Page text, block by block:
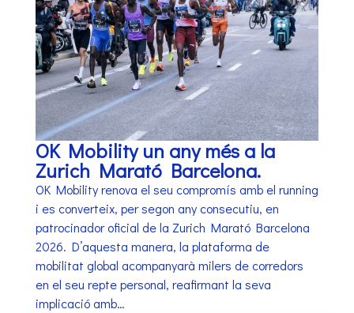
OK Mobility un any més a la
Zurich Marató Barcelona.
OK Mobility renova el seu compromís amb el running
i es converteix, per segon any consecutiu, en
patrocinador oficial de la Zurich Marató Barcelona
2026. D’aquesta manera, la plataforma de
mobilitat global acompanyarà milers de corredors
en el seu repte personal, reafirmant la seva
implicació amb…